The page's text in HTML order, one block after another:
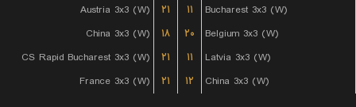
Austria 3x3 (W)
۲۱ ۱۱
Bucharest 3x3 (W)
China 3x3 (W)
۱۸ ۲۰
Belgium 3x3 (W)
CS Rapid Bucharest 3x3 (W)
۲۱ ۱۱
Latvia 3x3 (W)
France 3x3 (W)
۲۱ ۱۲ China 3x3 (W)